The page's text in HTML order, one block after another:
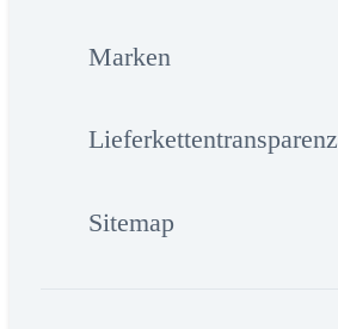
Marken
Lieferkettentransparenz
Sitemap